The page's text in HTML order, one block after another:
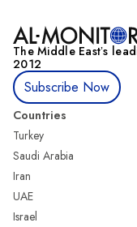
The Middle Eastʼs
2012
Subscribe Now
Countries
Turkey
Saudi Arabia
Iran
UAE
Israel